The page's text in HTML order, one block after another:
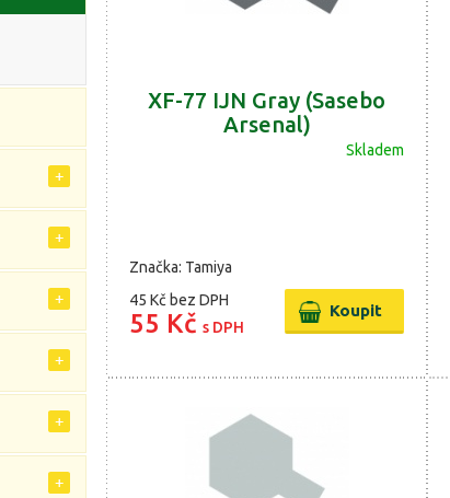
XF-77 IJN Gray (Sasebo
Arsenal)
Skladem
Značka: Tamiya
45 Kč bez DPH
55 Kč s DPH